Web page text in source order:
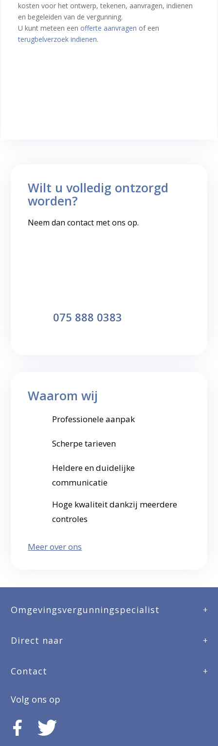
kosten voor het ontwerp, tekenen, aanvragen, indienen
en begeleiden van de vergunning.
U kunt meteen een offerte aanvragen of een
terugbelverzoek indienen.
Waarom wij
Professionele aanpak
Scherpe tarieven
Heldere en duidelijke
communicatie
Hoge kwaliteit dankzij meerdere
controles
Meer over ons
Wilt u volledig ontzorgd
worden?
Neem dan contact met ons op.
075 888 0383
Omgevingsvergunningspecialist
Direct naar
Contact
Volg ons op